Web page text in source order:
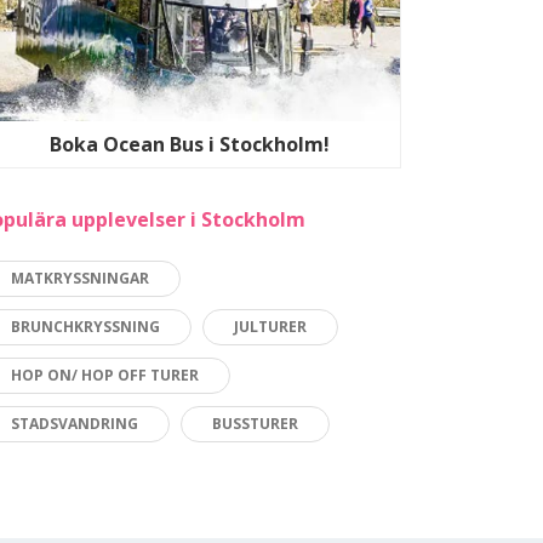
Boka Ocean Bus i Stockholm!
upplevelser i Stockholm
MATKRYSSNINGAR
BRUNCHKRYSSNING JULTURER
HOP ON/ HOP OFF TURER
STADSVANDRING BUSSTURER